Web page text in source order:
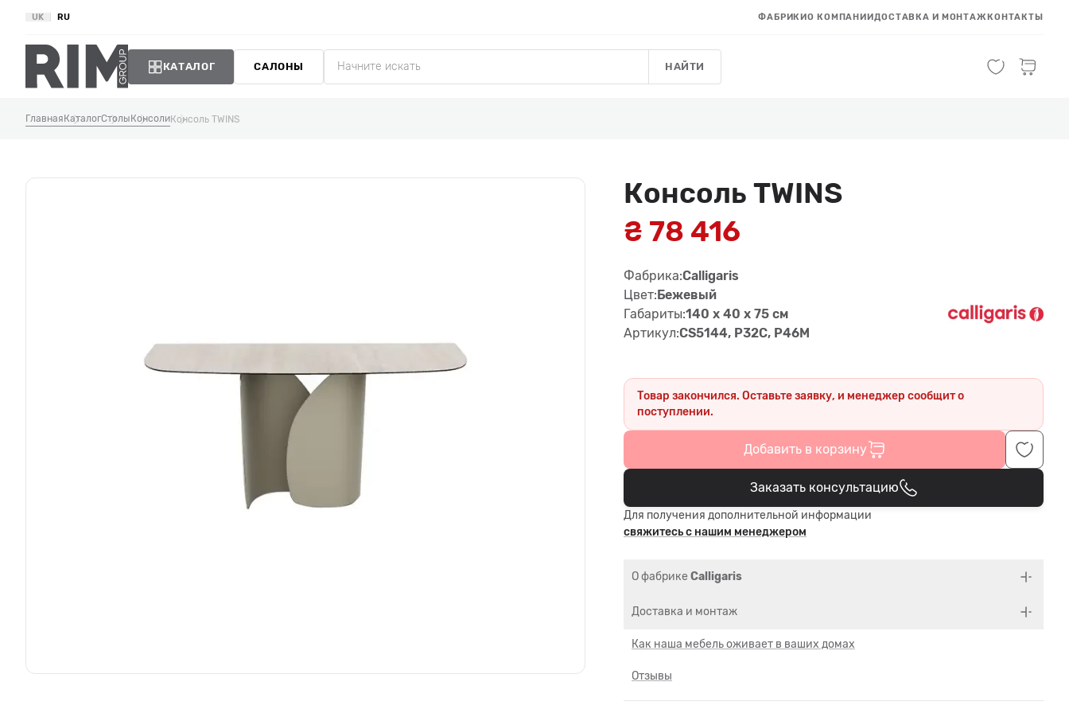
UK RU ФАБРИКИО КОМПАНИИДОСТАВКА И МОНТАЖКОНТАКТЫ
КАТАЛОГ САЛОНЫ НАЙТИ
Главная КаталогСтолы КонсолиКонсоль TWINS
Консоль TWINS
₴ 78 416
Фабрика:Calligaris
Цвет:Бежевый
Габариты:140 x 40 x 75 см
Артикул:CS5144, P32C, P46M
Товар закончился. Оставьте заявку, и менеджер сообщит о
поступлении.
Добавить в корзину
В корзине
Заказать консультацию
Для получения дополнительной информации
свяжитесь с нашим менеджером
О фабрике Calligaris
Доставка и монтаж
Как наша мебель оживает в ваших домах
Отзывы